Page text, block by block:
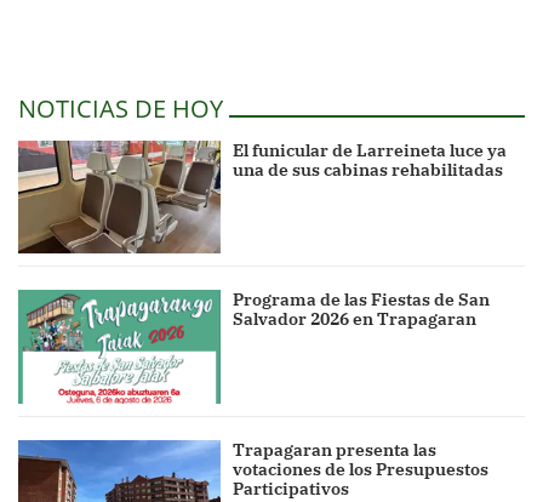
NOTICIAS DE HOY
El funicular de Larreineta luce ya
una de sus cabinas rehabilitadas
Programa de las Fiestas de San
Salvador 2026 en Trapagaran
Trapagaran presenta las
votaciones de los Presupuestos
Participativos